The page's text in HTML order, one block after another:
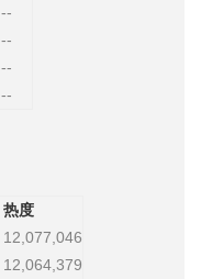
--
--
--
--
热度
12,077,046
12,064,379